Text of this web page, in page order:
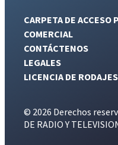
CARPETA DE ACCESO
COMERCIAL
CONTÁCTENOS
LEGALES
LICENCIA DE RODAJES
© 2026 Derechos
DE RADIO Y